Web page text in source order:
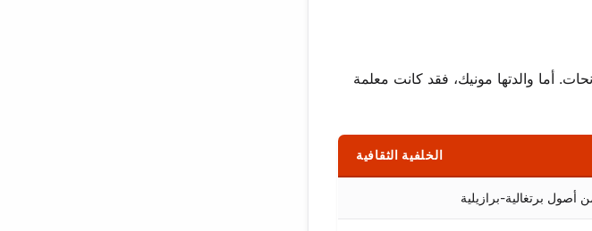
أما والدتها مونيك، فقد كانت معلمة
الخلفية الثقافية
برتغالية-برازيلية